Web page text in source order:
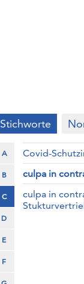
Stichworte
A
B
C
D
E
F
Covid-
culpa in
culpa in